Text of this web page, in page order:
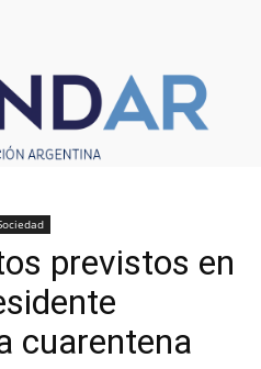
previstos en
cuarentena